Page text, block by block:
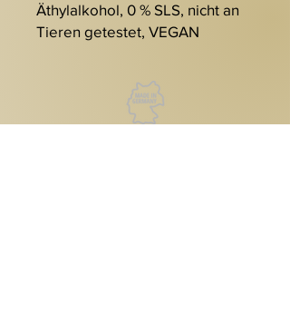
Äthylalkohol, 0 % SLS, nicht an
Tieren getestet, VEGAN